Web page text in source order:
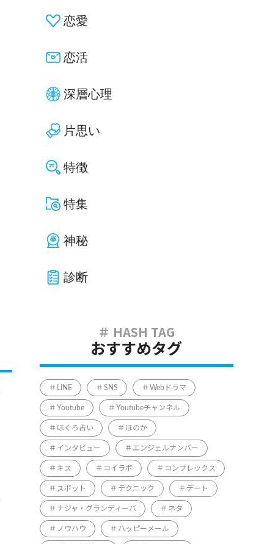
恋愛
恋活
深層心理
片思い
特徴
特集
神秘
診断
おすすめタグ
LINE SNS Webドラマ
Youtube Youtubeチャンネル
ほくろ占い ほのか
インタビュー エンジェルナンバー
キス コイラボ コンプレックス
スポット テクニック デート
ナジャ・グランディーバ ネタ
ノウハウ ハッピーメール